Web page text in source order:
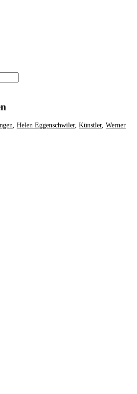
, Helen Eggenschwiler, Künstler, Werner